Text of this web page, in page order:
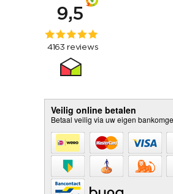
Veilig online betalen
Betaal veilig via uw eigen